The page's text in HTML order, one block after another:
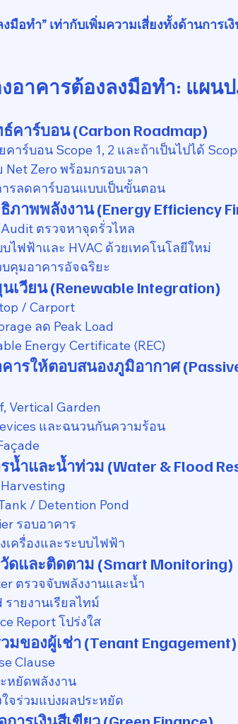
งมือทำ” เท่ากับเพิ่มความเสี่ยงทั้งด้านกา
อาคารต้องลงมือทำ: แผน
คาร์บอน (Carbon Roadmap)
าร์บอน Scope 1, 2 และถ้าเป็นไปได้
Net Zero พร้อมกรอบเวลา
รลดคาร์บอนแบบเป็นขั้นตอน
ภาพพลังงาน (Energy Efficiency
ตรวจหาจุดรั่วไหล
บไฟฟ้าและ HVAC ด้วยเทคโนโลยีใหม่
บคุมอาคารอัจฉริยะ
เวียน (Renewable Integration)
/ Carport
ลด Peak Load
Energy Certificate (REC)
ารให้ตอบสนองภูมิอากาศ
Vertical Garden
และฉนวนกันความร้อน
น้ำและน้ำท่วม (Water & Flood
/ Detention Pond
รอบอาคาร
เครื่องและระบบไฟฟ้า
ดและติดตาม (Smart Monitoring)
ตรวจจับพลังงานและน้ำ
รายงานเรียลไทม์
Report โปร่งใส
มของผู้เช่า (Tenant Engagement)
Clause
หยัดพลังงาน
ใจร่วมแบ่งผลประหยัด